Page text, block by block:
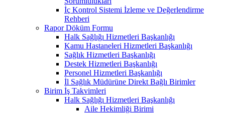
İç Kontrol Sistemi İzleme ve Değerlendirme
Rehberi
Rapor Döküm Formu
Halk Sağlığı Hizmetleri Başkanlığı
Kamu Hastaneleri Hizmetleri Başkanlığı
Sağlık Hizmetleri Başkanlığı
Destek Hizmetleri Başkanlığı
Personel Hizmetleri Başkanlığı
İl Sağlık Müdürüne Direkt Bağlı Birimler
Birim İş Takvimleri
Halk Sağlığı Hizmetleri Başkanlığı
Aile Hekimliği Birimi